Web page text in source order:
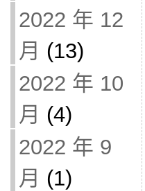
2022 年 12
月 (13)
2022 年 10
月 (4)
2022 年 9
月 (1)